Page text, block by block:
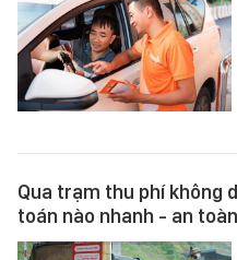
Qua trạm thu phí không
toán nào nhanh - an